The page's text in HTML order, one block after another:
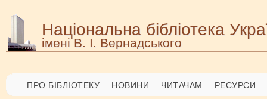
Національна бібліотека
імені В. І. Вернадського
ПРО БІБЛІОТЕКУ НОВИНИ ЧИТАЧАМ РЕСУРСИ